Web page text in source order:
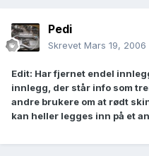
Pedi
Skrevet Mars 19, 2006
Edit: Har fjernet endel
innlegg, der står info som
andre brukere om at rødt
kan heller legges inn på et